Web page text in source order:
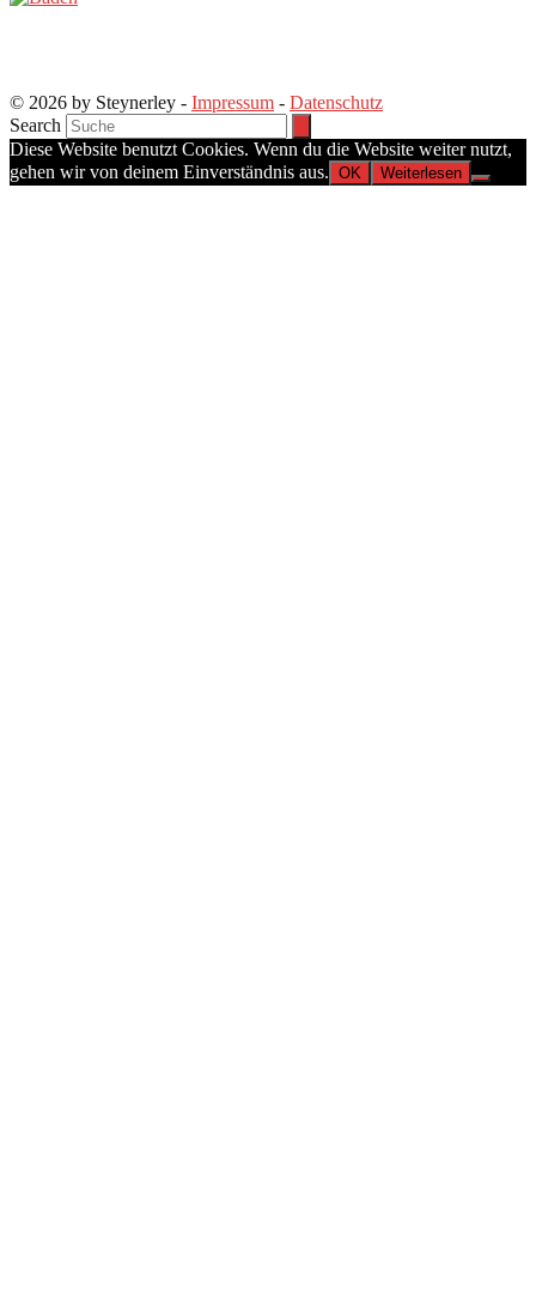
© 2026 by Steynerley - Impressum - Datenschutz
Search
Diese Website benutzt Cookies. Wenn du die Website weiter nutzt,
gehen wir von deinem Einverständnis aus. OK Weiterlesen